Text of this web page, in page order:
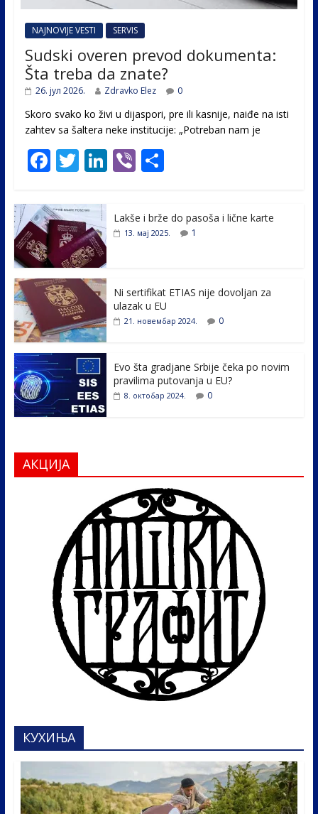
NAJNOVIJE VESTI SERVIS
Sudski overen prevod dokumenta:
Šta treba da znate?
26. јул 2026. Zdravko Elez 0
Skoro svako ko živi u dijaspori, pre ili kasnije, naiđe na isti
zahtev sa šaltera neke institucije: „Potreban nam je
F
e
b
o
o
k
T
itt
er
Li
e
Vi
er
S
ar
e
Lakše i brže do pasoša i lične karte
13. мај 2025. 1
Ni sertifikat ETIAS nije dovoljan za
ulazak u EU
21. новембар 2024. 0
Evo šta gradjane Srbije čeka po novim
pravilima putovanja u EU?
8. октобар 2024. 0
АКЦИЈА
КУХИЊА